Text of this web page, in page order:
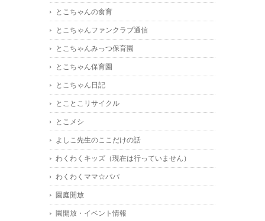
とこちゃんの食育
とこちゃんファンクラブ通信
とこちゃんみっつ保育園
とこちゃん保育園
とこちゃん日記
とことこリサイクル
とこメシ
よしこ先生のここだけの話
わくわくキッズ（現在は行っていません）
わくわくママ☆パパ
園庭開放
園開放・イベント情報